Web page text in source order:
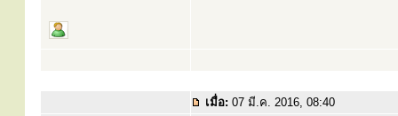
เมื่อ: 07 มี.ค. 2016, 08:40